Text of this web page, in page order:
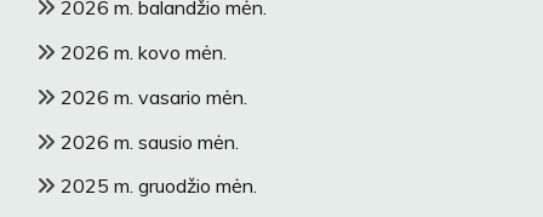
2026 m. balandžio mėn.
2026 m. kovo mėn.
2026 m. vasario mėn.
2026 m. sausio mėn.
2025 m. gruodžio mėn.